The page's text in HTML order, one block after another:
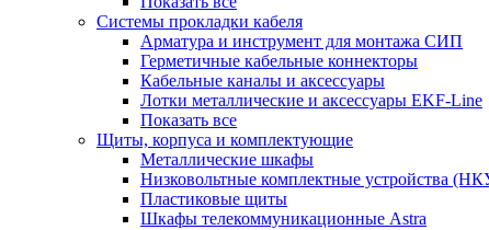
Системы прокладки кабеля
Арматура и инструмент для монтажа СИП
Герметичные кабельные коннекторы
Кабельные каналы и аксессуары
Лотки металлические и аксессуары EKF-Line
Показать все
Щиты, корпуса и комплектующие
Металлические шкафы
Низковольтные комплектные устройства
Пластиковые щиты
Шкафы телекоммуникационные Astra